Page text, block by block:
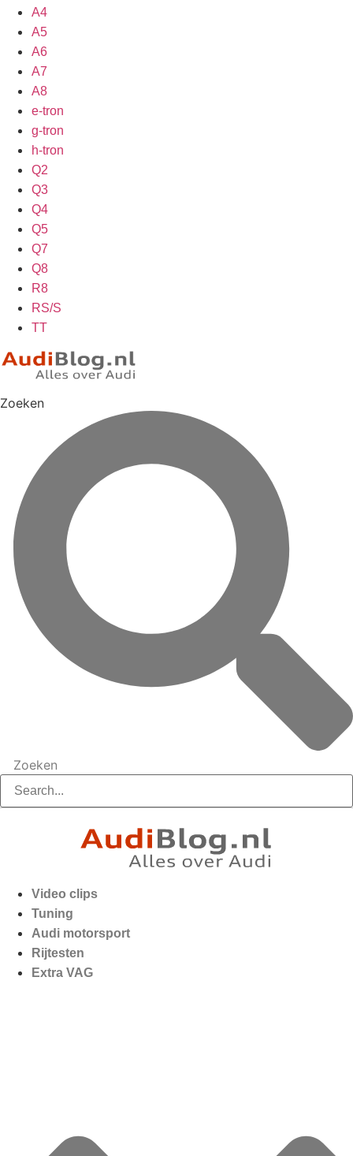
A4
A5
A6
A7
A8
e-tron
g-tron
h-tron
Q2
Q3
Q4
Q5
Q7
Q8
R8
RS/S
TT
Zoeken
Zoeken
Video clips
Tuning
Audi motorsport
Rijtesten
Extra VAG